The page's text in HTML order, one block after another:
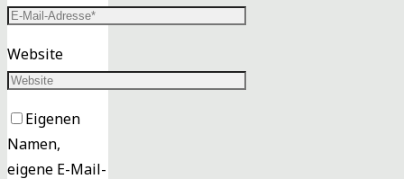
Website
Eigenen
Namen,
eigene E-Mail-